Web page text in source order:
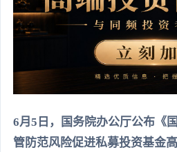
6月5日，国务院办公厅公布《
管防范风险促进私募投资基金